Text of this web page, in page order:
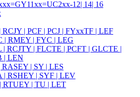
12| 14| 16
RCJY | PCF | PCJ | FYxxTF | LEF
| RMEY | FYC | LEG
| RCJTY | FLCTE | PCFT | GLCTE |
| LEN
RASEY | SY | LES
| RSHEY | SYF | LEV
RTUEY | TU | LET